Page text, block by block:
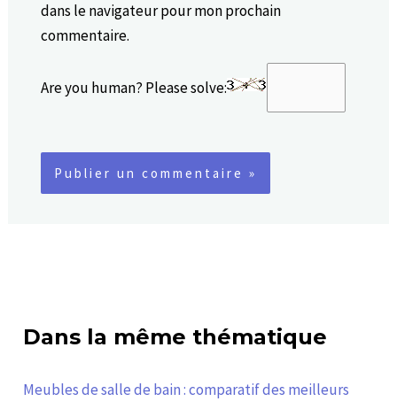
dans le navigateur pour mon prochain
commentaire.
Are you human? Please solve:
Dans la même thématique
Meubles de salle de bain : comparatif des meilleurs